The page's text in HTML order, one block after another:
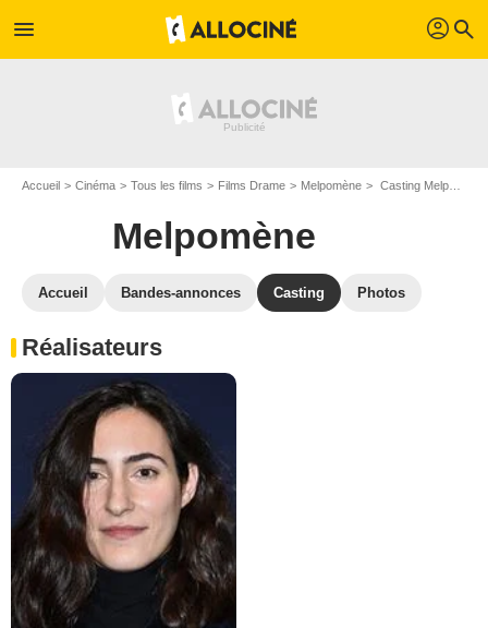
menu profil search
Accueil Cinéma Tous les films Films Drame Melpomène Casting Melpomène
Melpomène
Accueil Bandes-annonces Casting Photos
Réalisateurs